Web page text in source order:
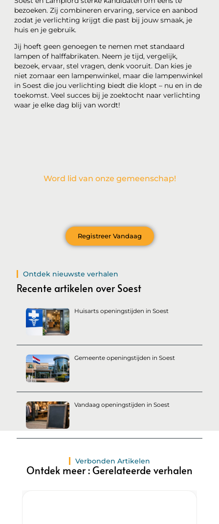
bezoeken. Zij combineren ervaring, service en aanbod
zodat je verlichting krijgt die past bij jouw smaak, je
huis en je gebruik.
Jij hoeft geen genoegen te nemen met standaard
lampen of halffabrikaten. Neem je tijd, vergelijk,
bezoek, ervaar, stel vragen, denk vooruit. Dan kies je
niet zomaar een lampenwinkel, maar die lampenwinkel
in Soest die jou verlichting biedt die klopt – nu en in de
toekomst. Veel succes bij je zoektocht naar verlichting
waar je elke dag blij van wordt!
Word lid van onze gemeenschap!
Registreer Vandaag
Ontdek nieuwste verhalen
Recente artikelen over Soest
Huisarts openingstijden in Soest
Gemeente openingstijden in Soest
Vandaag openingstijden in Soest
Verbonden Artikelen
Ontdek meer : Gerelateerde verhalen